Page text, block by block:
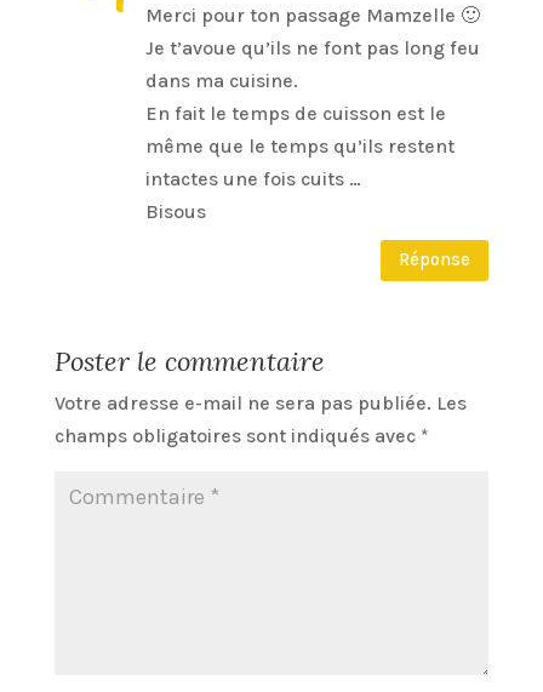
Merci pour ton passage Mamzelle 🙂
Je t’avoue qu’ils ne font pas long feu
dans ma cuisine.
En fait le temps de cuisson est le
même que le temps qu’ils restent
intactes une fois cuits …
Bisous
Réponse
Poster le commentaire
Votre adresse e-mail ne sera pas publiée. Les
champs obligatoires sont indiqués avec *